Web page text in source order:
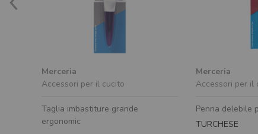
Merceria
Accessori per il cucito
Taglia imbastiture grande
ergonomic
Merceria
Accessori per il
Penna delebile
TURCHESE